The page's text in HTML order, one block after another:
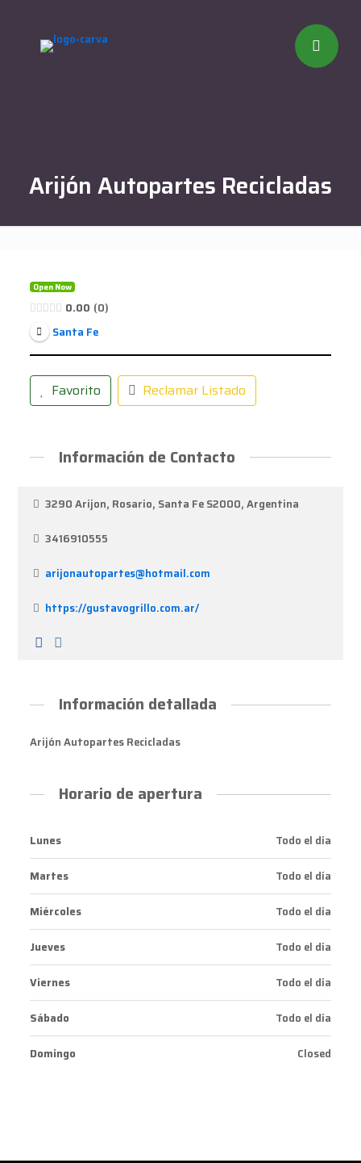
Arijón Autopartes Recicladas
Open Now
0.00 0
Santa Fe
Favorito Reclamar Listado
Información de Contacto
3290 Arijon, Rosario, Santa Fe S2000, Argentina
3416910555
arijonautopartes@hotmail.com
https://gustavogrillo.com.ar/
Información detallada
Arijón Autopartes Recicladas
Horario de apertura
Lunes Todo el día
Martes Todo el día
Miércoles Todo el día
Jueves Todo el día
Viernes Todo el día
Sábado Todo el día
Domingo Closed